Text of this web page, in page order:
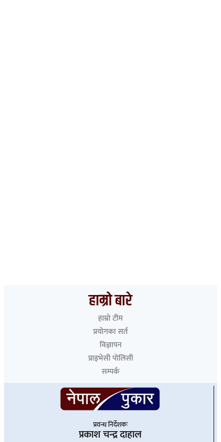
हाम्रो बारे
हाम्रो टीम
प्रयोगका सर्त
विज्ञापन
प्राइभेसी पोलिसी
सम्पर्क
प्रवन्ध निर्देशकः
प्रकाश चन्द्र दाहाल